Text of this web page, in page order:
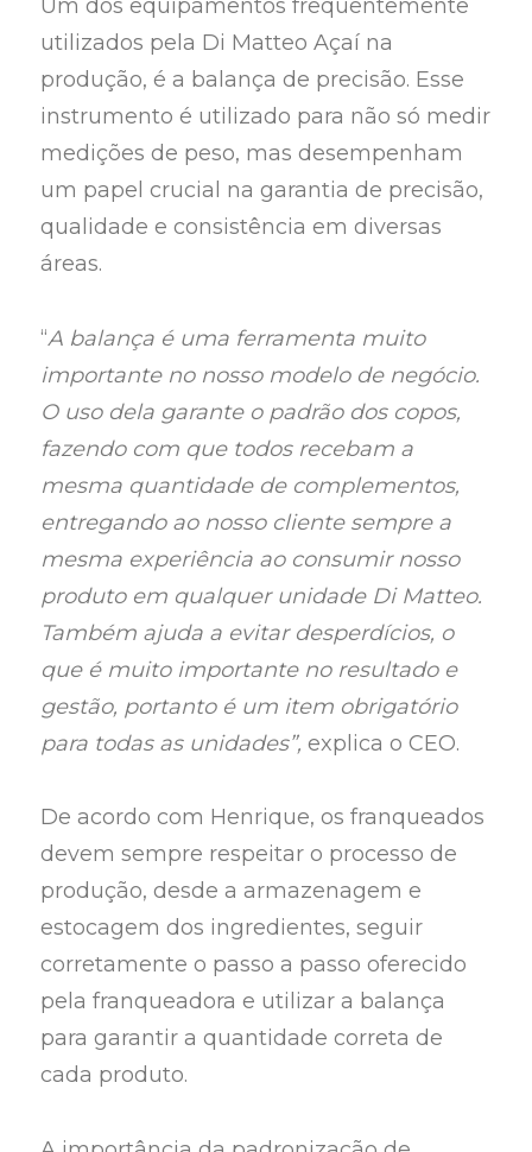
Um dos equipamentos frequentemente
utilizados pela Di Matteo Açaí na
produção, é a balança de precisão. Esse
instrumento é utilizado para não só medir
medições de peso, mas desempenham
um papel crucial na garantia de precisão,
qualidade e consistência em diversas
áreas.
“A balança é uma ferramenta muito
importante no nosso modelo de negócio.
O uso dela garante o padrão dos copos,
fazendo com que todos recebam a
mesma quantidade de complementos,
entregando ao nosso cliente sempre a
mesma experiência ao consumir nosso
produto em qualquer unidade Di Matteo.
Também ajuda a evitar desperdícios, o
que é muito importante no resultado e
gestão, portanto é um item obrigatório
para todas as unidades”, explica o CEO.
De acordo com Henrique, os franqueados
devem sempre respeitar o processo de
produção, desde a armazenagem e
estocagem dos ingredientes, seguir
corretamente o passo a passo oferecido
pela franqueadora e utilizar a balança
para garantir a quantidade correta de
cada produto.